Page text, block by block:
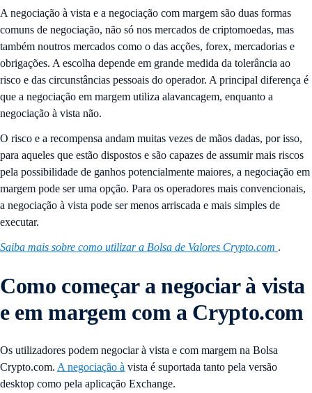
A negociação à vista e a negociação com margem são duas formas
comuns de negociação, não só nos mercados de criptomoedas, mas
também noutros mercados como o das acções, forex, mercadorias e
obrigações. A escolha depende em grande medida da tolerância ao
risco e das circunstâncias pessoais do operador. A principal diferença é
que a negociação em margem utiliza alavancagem, enquanto a
negociação à vista não.
O risco e a recompensa andam muitas vezes de mãos dadas, por isso,
para aqueles que estão dispostos e são capazes de assumir mais riscos
pela possibilidade de ganhos potencialmente maiores, a negociação em
margem pode ser uma opção. Para os operadores mais convencionais,
a negociação à vista pode ser menos arriscada e mais simples de
executar.
Saiba mais sobre como utilizar a Bolsa de Valores Crypto.com .
Como começar a negociar à vista
e em margem com a Crypto.com
Os utilizadores podem negociar à vista e com margem na Bolsa
Crypto.com. A negociação à vista é suportada tanto pela versão
desktop como pela aplicação Exchange.